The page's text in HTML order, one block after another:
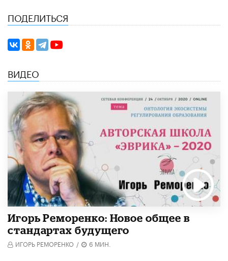
ПОДЕЛИТЬСЯ
ВИДЕО
Игорь Реморенко: Новое общее в
стандартах будущего
ИГОРЬ РЕМОРЕНКО / 6 МИН.